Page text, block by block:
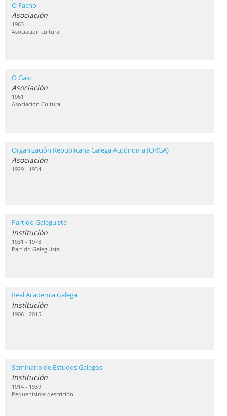
O Facho
Asociación
1963
Asociación cultural
O Galo
Asociación
1961
Asociación Cultural
Organización Republicana Galega Autónoma (ORGA)
Asociación
1929 - 1934
Partido Galeguista
Institución
1931 - 1978
Partido Galeguista
Real Academia Galega
Institución
1906 - 2015
Seminario de Estudos Galegos
Institución
1914 - 1939
Pequenísima descrición